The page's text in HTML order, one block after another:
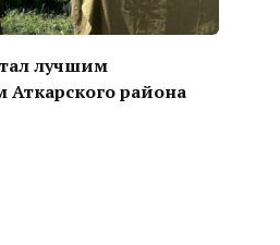
лучшим
района